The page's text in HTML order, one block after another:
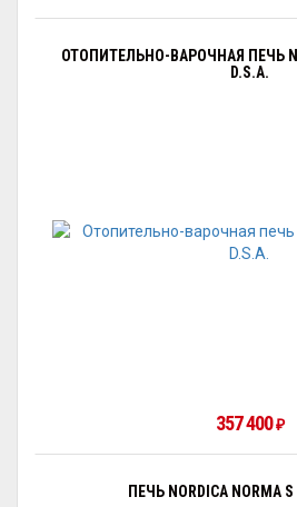
ОТОПИТЕЛЬНО-ВАРОЧНАЯ ПЕЧЬ
D.S.A.
357 400 ₽
ПЕЧЬ NORDICA NORMA S